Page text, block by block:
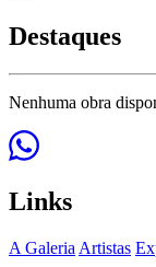
Destaques
Nenhuma obra
Links
A Galeria Artistas